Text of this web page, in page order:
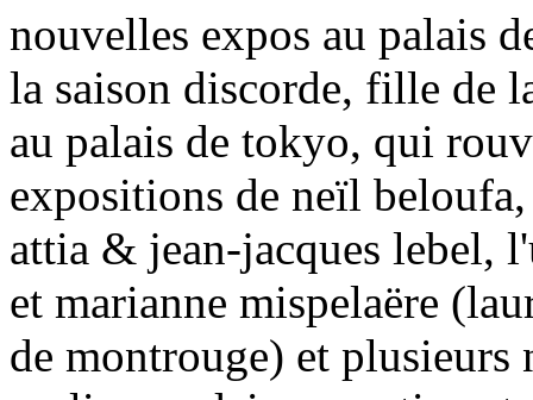
nouvelles expos au palais
la saison discorde, fille de
au palais de tokyo, qui
expositions de neïl
attia & jean-jacques lebel,
et marianne mispelaëre
de montrouge) et